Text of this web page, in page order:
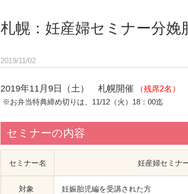
札幌：妊産婦セミナー分娩
2019/11/02
2019年11月9日（土） 札幌開催
（残席2名）
※お弁当特典締め切りは、11/12（火）18：00迄
セミナーの内容
セミナー名 妊産婦セミナ
対象 妊娠胎児編を受講された方